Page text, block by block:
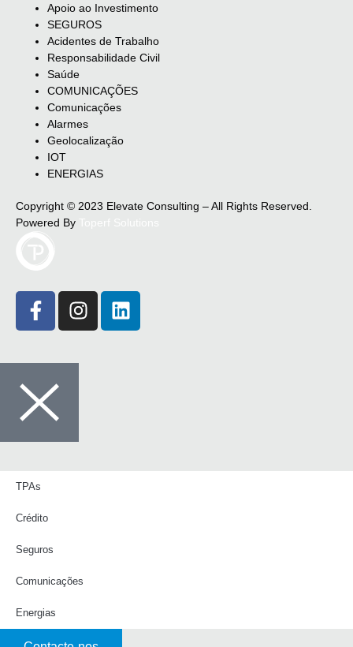
Apoio ao Investimento
SEGUROS
Acidentes de Trabalho
Responsabilidade Civil
Saúde
COMUNICAÇÕES
Comunicações
Alarmes
Geolocalização
IOT
ENERGIAS
Copyright © 2023 Elevate Consulting – All Rights Reserved.
Powered By
TPAs
Crédito
Seguros
Comunicações
Energias